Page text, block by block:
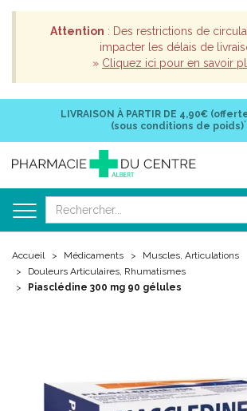
Attention : Des restrictions de
impacter les délais de
» Cliquez ici pour en savoir
LIVRAISON À PARTIR DE 4,90€
(sous conditions de poids)*
Accueil Médicaments
Muscles, Articulations
Douleurs Articulaires, Rhumatismes
Piasclédine 300 mg 90 gélules